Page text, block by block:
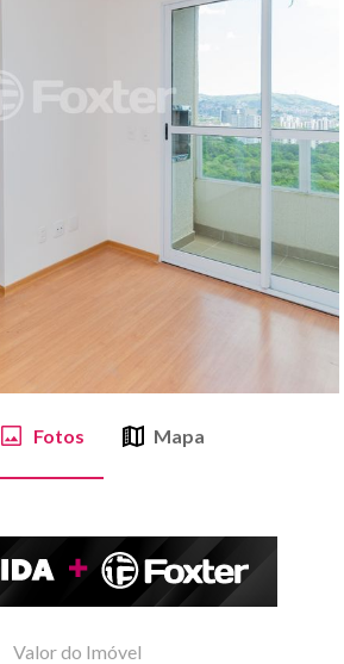
Fotos Mapa
Valor do Imóvel